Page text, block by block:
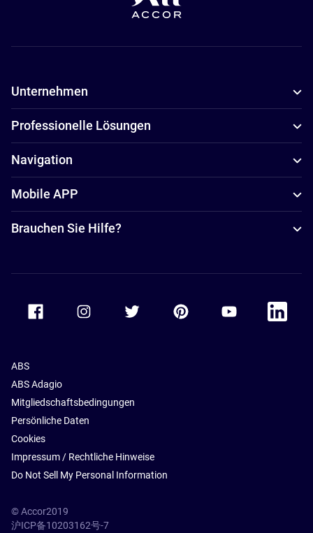
Unternehmen
Professionelle Lösungen
Navigation
Mobile APP
Brauchen Sie Hilfe?
Accor Facebook Accor TwitterAccor PinterestAccor Youtube
Accor
ABS
ABS Adagio
Mitgliedschaftsbedingungen
Persönliche Daten
Cookies
Impressum / Rechtliche Hinweise
Do Not Sell My Personal Information
© Accor2019
沪ICP备10203162号-7